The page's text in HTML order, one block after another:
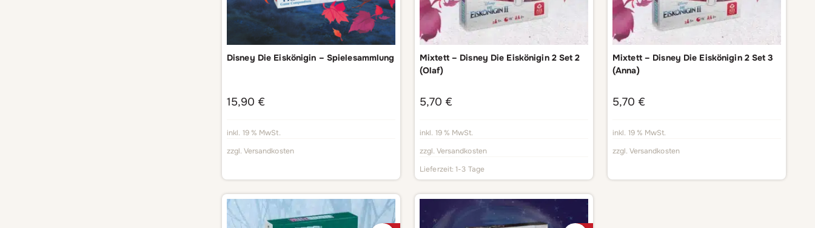
Disney Die Eiskönigin – Spielesammlung
15,90 €
inkl. 19 % MwSt.
zzgl. Versandkosten
Mixtett – Disney Die Eiskönigin 2 Set 2
(Olaf)
5,70 €
inkl. 19 % MwSt.
zzgl. Versandkosten
Lieferzeit:1-3 Tage
Mixtett – Disney Die Eiskönigin 2 Set 3
(Anna)
5,70 €
inkl. 19 % MwSt.
zzgl. Versandkosten